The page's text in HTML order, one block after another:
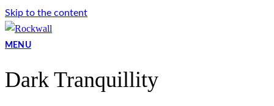
Skip to the content
MENU
Dark Tranquillity